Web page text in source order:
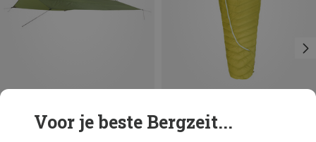
Je bespaart 52% Je bespaart tot 27%
Voor je beste Bergzeit...